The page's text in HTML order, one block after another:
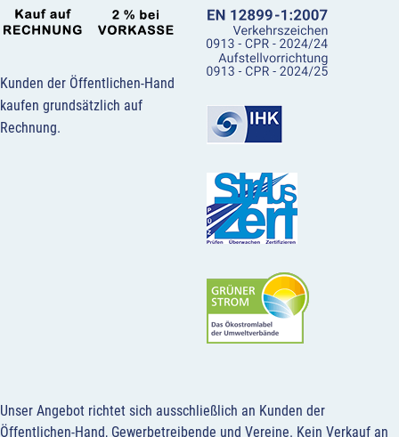
Kunden der Öffentlichen-Hand
kaufen grundsätzlich auf
Rechnung.
Unser Angebot richtet sich ausschließlich an Kunden der
Öffentlichen-Hand, Gewerbetreibende und Vereine. Kein Verkauf an